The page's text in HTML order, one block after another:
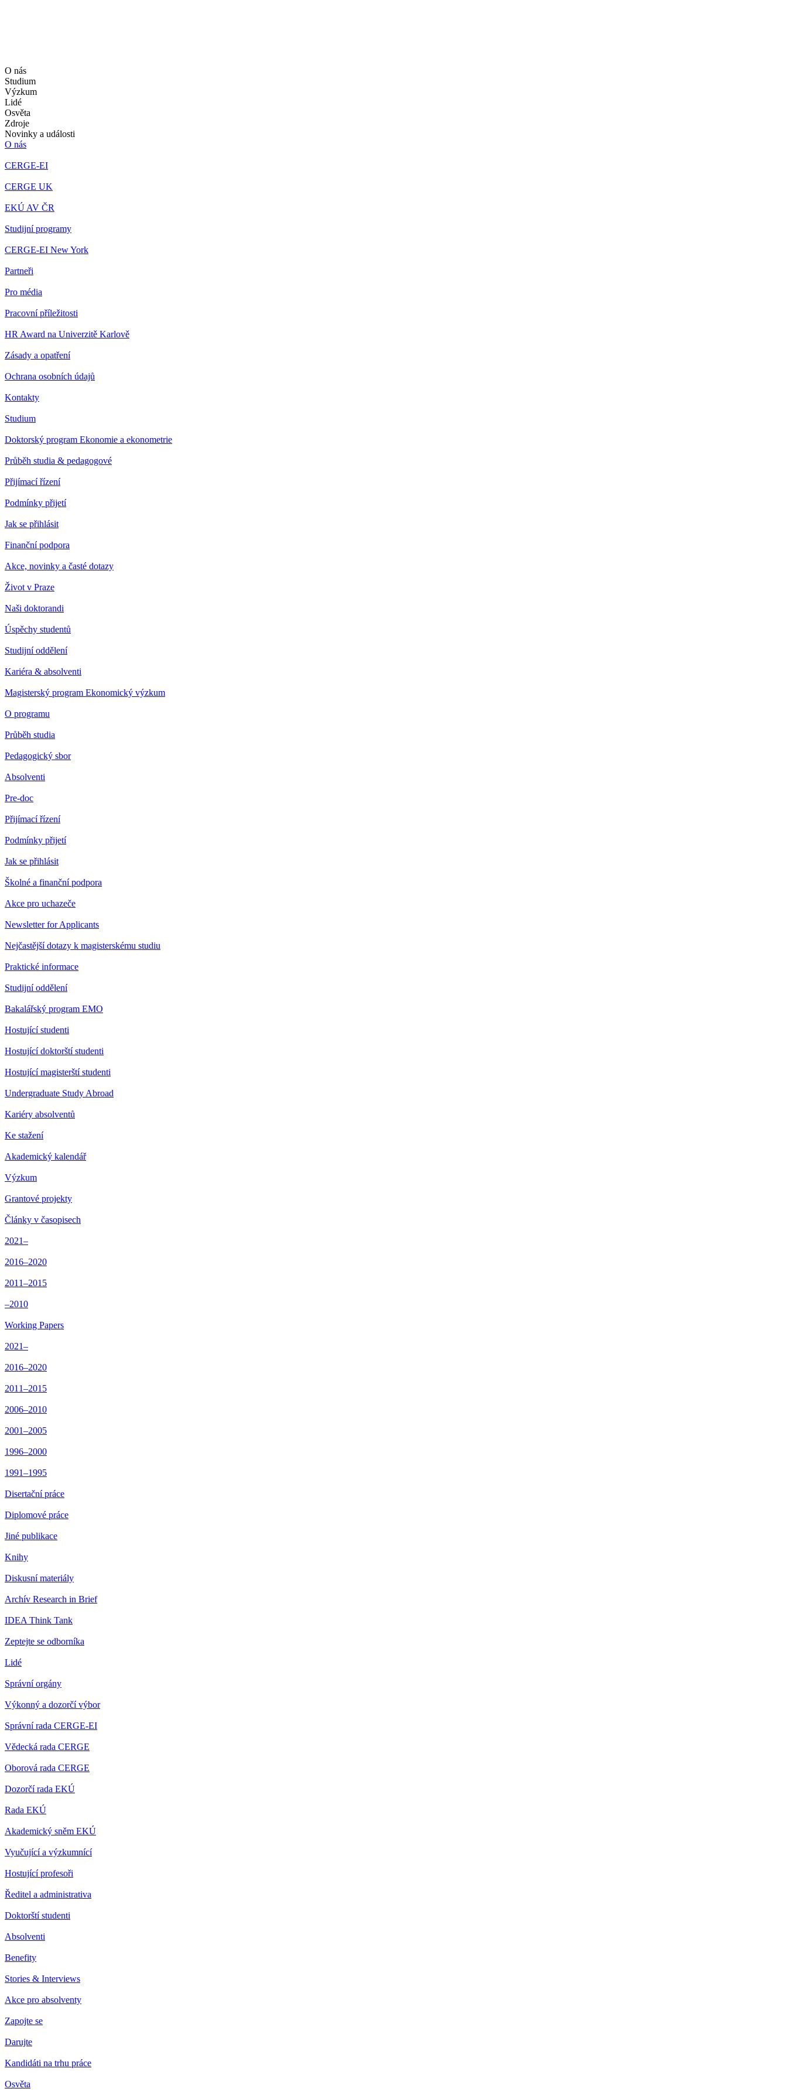
O nás
Studium
Výzkum
Lidé
Osvěta
Zdroje
Novinky a události
O nás
CERGE-EI
CERGE UK
EKÚ AV ČR
Studijní programy
CERGE-EI New York
Partneři
Pro média
Pracovní příležitosti
HR Award na Univerzitě Karlově
Zásady a opatření
Ochrana osobních údajů
Kontakty
Studium
Doktorský program Ekonomie a ekonometrie
Průběh studia & pedagogové
Přijímací řízení
Podmínky přijetí
Jak se přihlásit
Finanční podpora
Akce, novinky a časté dotazy
Život v Praze
Naši doktorandi
Úspěchy studentů
Studijní oddělení
Kariéra & absolventi
Magisterský program Ekonomický výzkum
O programu
Průběh studia
Pedagogický sbor
Absolventi
Pre-doc
Přijímací řízení
Podmínky přijetí
Jak se přihlásit
Školné a finanční podpora
Akce pro uchazeče
Newsletter for Applicants
Nejčastější dotazy k magisterskému studiu
Praktické informace
Studijní oddělení
Bakalářský program EMO
Hostující studenti
Hostující doktorští studenti
Hostující magisterští studenti
Undergraduate Study Abroad
Kariéry absolventů
Ke stažení
Akademický kalendář
Výzkum
Grantové projekty
Články v časopisech
2021–
2016–2020
2011–2015
–2010
Working Papers
2021–
2016–2020
2011–2015
2006–2010
2001–2005
1996–2000
1991–1995
Disertační práce
Diplomové práce
Jiné publikace
Knihy
Diskusní materiály
Archív Research in Brief
IDEA Think Tank
Zeptejte se odborníka
Lidé
Správní orgány
Výkonný a dozorčí výbor
Správní rada CERGE-EI
Vědecká rada CERGE
Oborová rada CERGE
Dozorčí rada EKÚ
Rada EKÚ
Akademický sněm EKÚ
Vyučující a výzkumnící
Hostující profesoři
Ředitel a administrativa
Doktorští studenti
Absolventi
Benefity
Stories & Interviews
Akce pro absolventy
Zapojte se
Darujte
Kandidáti na trhu práce
Osvěta